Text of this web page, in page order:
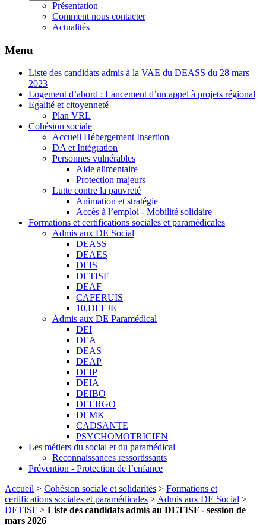
Présentation
Comment nous contacter
Actualités
Menu
Liste des candidats admis à la VAE du DEASS du 28 mars
2023
Logement d’abord : Lancement d’un appel à projets régional
Egalité et citoyenneté
Plan VRL
Cohésion sociale
Accueil Hébergement Insertion
DA et Intégration
Personnes vulnérables
Aide alimentaire
Protection majeurs
Lutte contre la pauvreté
Animation et stratégie
Accès à l’emploi - Mobilité solidaire
Formations et certifications sociales et paramédicales
Admis aux DE Social
DEASS
DEAES
DEIS
DETISF
DEAF
CAFERUIS
10.DEEJE
Admis aux DE Paramédical
DEI
DEA
DEAS
DEAP
DEIP
DEIA
DEIBO
DEERGO
DEMK
CADSANTE
PSYCHOMOTRICIEN
Les métiers du social et du paramédical
Reconnaissances ressortissants
Prévention - Protection de l’enfance
Accueil > Cohésion sociale et solidarités > Formations et
certifications sociales et paramédicales >Admis aux DE Social >
DETISF > Liste des candidats admis au DETISF - session de
mars 2026